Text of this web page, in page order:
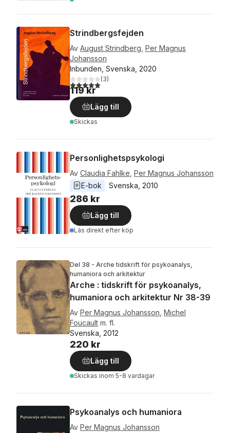
Strindbergsfejden
Av August Strindberg Per Magnus
Johansson
Inbunden, Svenska, 2020
5,0utav 5 stjärnor. Totalt antal röster:
(3)
119 kr
Lägg till
Skickas
Personlighetspsykologi
Av Claudia Fahlke Per Magnus Johansson
E-bok
Svenska 2010
286 kr
Lägg till
Läs direkt efter köp
Del 38 - Arche tidskrift för psykoanalys,
humaniora och arkitektur
Arche : tidskrift för psykoanalys,
humaniora och arkitektur Nr 38-39
Av Per Magnus Johansson Michel
Foucault m. fl.
Svenska, 2012
220 kr
Lägg till
Skickas inom 5-8 vardagar
Psykoanalys och humaniora
Av Per Magnus Johansson